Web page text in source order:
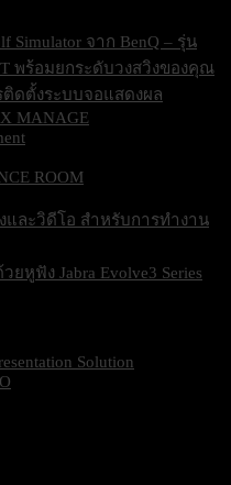
Simulator จาก BenQ – รุ่น
พร้อมยกระดับวงสวิงของคุณ
ติดตั้งระบบจอแสดงผล
MANAGE
ROOM
และวิดีโอ สำหรับการทำงาน
ยหูฟัง Jabra Evolve3 Series
Solution